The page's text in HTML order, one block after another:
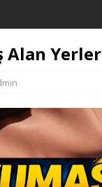
Alan Yerler